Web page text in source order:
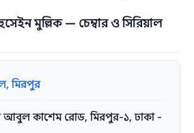
মুল্লিক — চেম্বার ও সিরিয়াল
মিরপুর
আবুল কাশেম রোড, মিরপুর-১, ঢাকা -